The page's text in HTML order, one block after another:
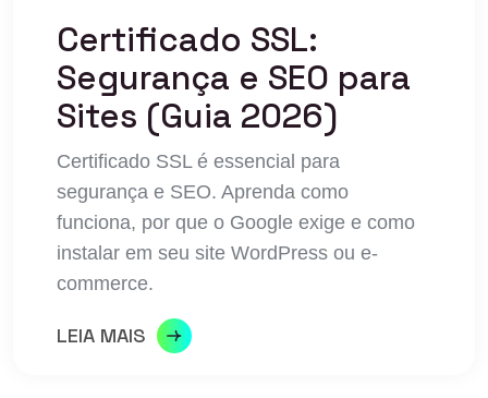
Certificado SSL:
Segurança e SEO para
Sites (Guia 2026)
Certificado SSL é essencial para
segurança e SEO. Aprenda como
funciona, por que o Google exige e como
instalar em seu site WordPress ou e-
commerce.
LEIA MAIS